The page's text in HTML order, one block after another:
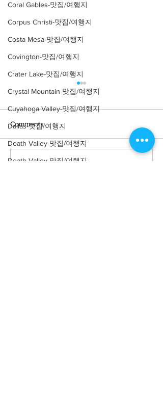
Coral Gables-맛집/여행지
Corpus Christi-맛집/여행지
Costa Mesa-맛집/여행지
Covington-맛집/여행지
Crater Lake-맛집/여행지
Crystal Mountain-맛집/여행지
Cuyahoga Valley-맛집/여행지
Dallas-맛집/여행지
Death Valley-맛집/여행지
Death Valley-맛집/여행지
Comments
Write a comment...